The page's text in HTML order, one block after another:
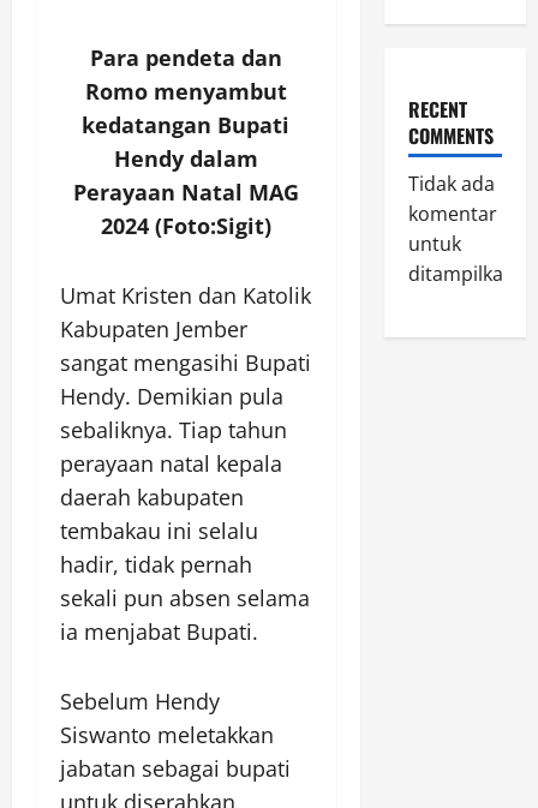
Para pendeta dan
Romo menyambut
kedatangan Bupati
Hendy dalam
Perayaan Natal MAG
2024 (Foto:Sigit)
Umat Kristen dan Katolik
Kabupaten Jember
sangat mengasihi Bupati
Hendy. Demikian pula
sebaliknya. Tiap tahun
perayaan natal kepala
daerah kabupaten
tembakau ini selalu
hadir, tidak pernah
sekali pun absen selama
ia menjabat Bupati.
Sebelum Hendy
Siswanto meletakkan
jabatan sebagai bupati
untuk diserahkan
RECENT
COMMENTS
Tidak ada
komentar
untuk
ditampilkan.